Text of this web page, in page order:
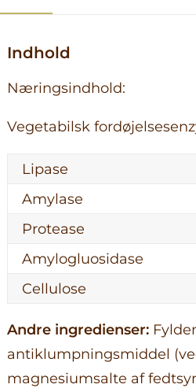
Indhold
Næringsindhold:
Vegetabilsk
Lipase
Amylase
Protease
Amylogluosidase
Cellulose
Andre ingredienser:
antiklumpningsmiddel
magnesiumsalte af